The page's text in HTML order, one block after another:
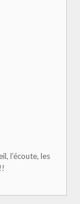
l’écoute, les